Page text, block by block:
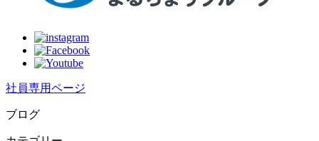
社員専用ページ
ブログ